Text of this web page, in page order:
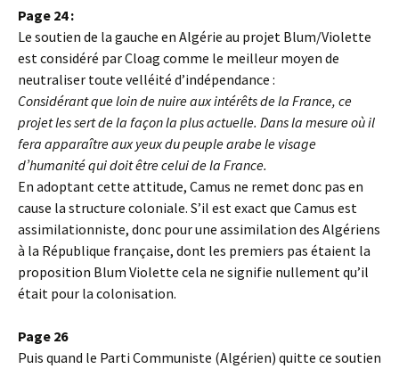
Page 24 :
Le soutien de la gauche en Algérie au projet Blum/Violette
est considéré par Cloag comme le meilleur moyen de
neutraliser toute velléité d’indépendance :
Considérant que loin de nuire aux intérêts de la France, ce
projet les sert de la façon la plus actuelle. Dans la mesure où il
fera apparaître aux yeux du peuple arabe le visage
d’humanité qui doit être celui de la France.
En adoptant cette attitude, Camus ne remet donc pas en
cause la structure coloniale. S’il est exact que Camus est
assimilationniste, donc pour une assimilation des Algériens
à la République française, dont les premiers pas étaient la
proposition Blum Violette cela ne signifie nullement qu’il
était pour la colonisation.
Page 26
Puis quand le Parti Communiste (Algérien) quitte ce soutien